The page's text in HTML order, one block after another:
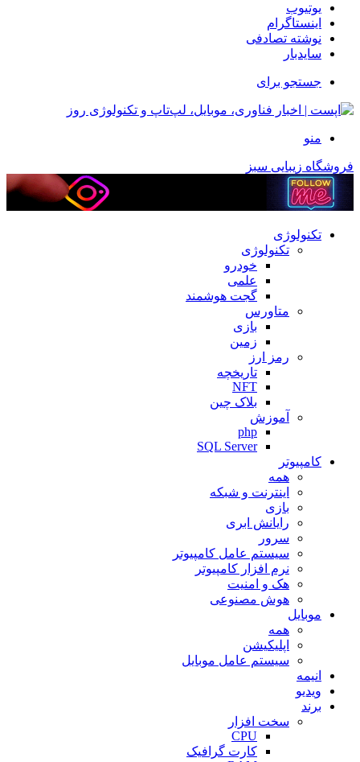
یوتیوب
اینستاگرام
نوشته تصادفی
سایدبار
جستجو برای
منو
فروشگاه زیبایی سبز
تکنولوژی
تکنولوژی
خودرو
علمی
گجت هوشمند
متاورس
بازی
زمین
رمز ارز
تاریخچه
NFT
بلاک چین
آموزش
php
SQL Server
کامپیوتر
همه
اینترنت و شبکه
بازی
رایانش ابری
سرور
سیستم عامل کامپیوتر
نرم افزار کامپیوتر
هک و امنیت
هوش مصنوعی
موبایل
همه
اپلیکیشن
سیستم عامل موبایل
انیمه
ویدیو
برند
سخت افزار
CPU
کارت گرافیک